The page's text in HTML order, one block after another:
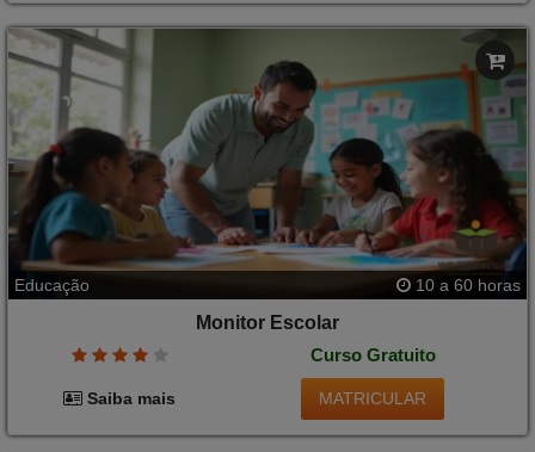
Educação 10 a 60 horas
Monitor Escolar
Curso Gratuito
Saiba mais MATRICULAR